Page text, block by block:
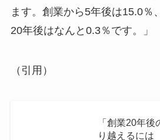
ます。創業から5年後は15.0％
20年後はなんと0.3％です。」
（引用）
「創業20年
り越えるには